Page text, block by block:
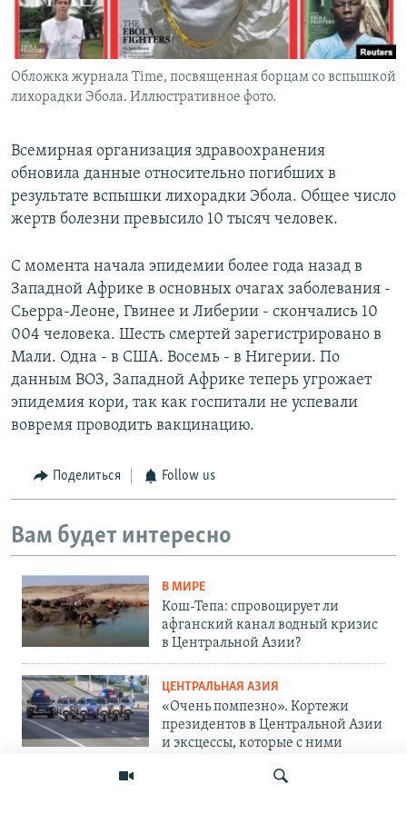
Обложка журнала Time, посвященная борцам со вспышкой
лихорадки Эбола. Иллюстративное фото.
Всемирная организация здравоохранения
обновила данные относительно погибших в
результате вспышки лихорадки Эбола. Общее число
жертв болезни превысило 10 тысяч человек.
С момента начала эпидемии более года назад в
Западной Африке в основных очагах заболевания -
Сьерра-Леоне, Гвинее и Либерии - скончались 10
004 человека. Шесть смертей зарегистрировано в
Мали. Одна - в США. Восемь - в Нигерии. По
данным ВОЗ, Западной Африке теперь угрожает
эпидемия кори, так как госпитали не успевали
вовремя проводить вакцинацию.
Поделиться Follow us
Вам будет интересно
В МИРЕ
Кош-Тепа: спровоцирует ли
афганский канал водный кризис
в Центральной Азии?
ЦЕНТРАЛЬНАЯ АЗИЯ
«Очень помпезно». Кортежи
президентов в Центральной Азии
и эксцессы, которые с ними